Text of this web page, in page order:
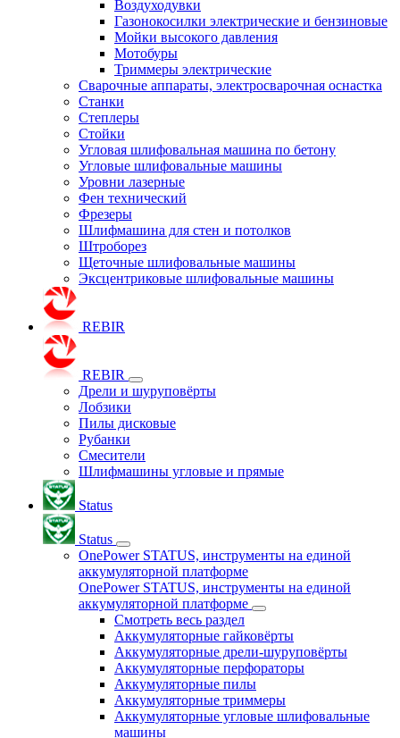
Воздуходувки
Газонокосилки электрические и бензиновые
Мойки высокого давления
Мотобуры
Триммеры электрические
Сварочные аппараты, электросварочная оснастка
Станки
Степлеры
Стойки
Угловая шлифовальная машина по бетону
Угловые шлифовальные машины
Уровни лазерные
Фен технический
Фрезеры
Шлифмашина для стен и потолков
Штроборез
Щеточные шлифовальные машины
Эксцентриковые шлифовальные машины
REBIR
REBIR
Дрели и шуруповёрты
Лобзики
Пилы дисковые
Рубанки
Смесители
Шлифмашины угловые и прямые
Status
Status
OnePower STATUS, инструменты на единой
аккумуляторной платформе
OnePower STATUS, инструменты на единой
аккумуляторной платформе
Смотреть весь раздел
Аккумуляторные гайковёрты
Аккумуляторные дрели-шуруповёрты
Аккумуляторные перфораторы
Аккумуляторные пилы
Аккумуляторные триммеры
Аккумуляторные угловые шлифовальные
машины